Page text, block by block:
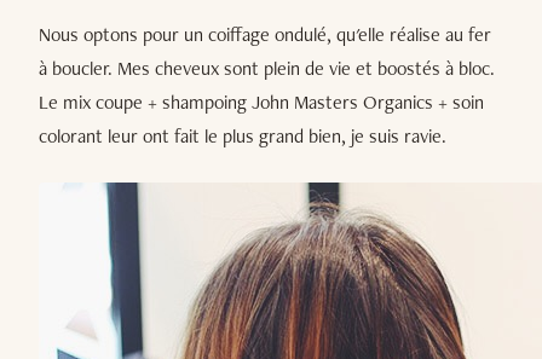
Nous optons pour un coiffage ondulé, qu'elle réalise au fer
à boucler. Mes cheveux sont plein de vie et boostés à bloc.
Le mix coupe + shampoing John Masters Organics + soin
colorant leur ont fait le plus grand bien, je suis ravie.